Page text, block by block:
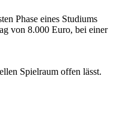
Phase eines Studiums
von 8.000 Euro, bei einer
Spielraum offen lässt.